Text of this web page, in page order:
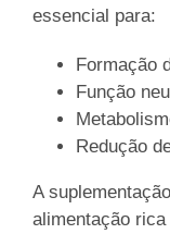
essencial para:
Formação
Função
Redução
A
alimentação